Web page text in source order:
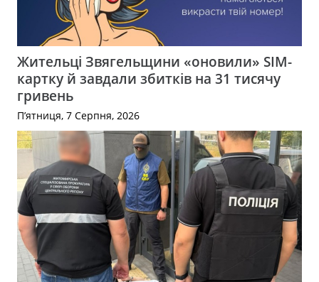
Жительці Звягельщини «оновили» SIM-
картку й завдали збитків на 31 тисячу
гривень
П’ятниця, 7 Серпня, 2026